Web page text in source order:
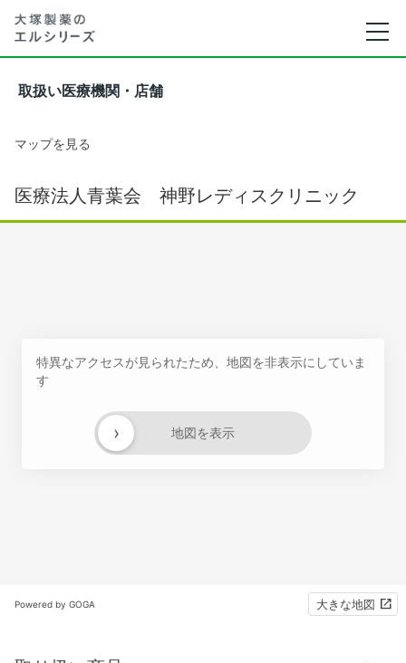
取扱い医療機関・店舗
マップを見る
医療法人青葉会 神野レディスクリニック
特異なアクセスが見られたため、地図を非表示にしていま
す
地図を表示
›
Powered by GOGA 大きな地図